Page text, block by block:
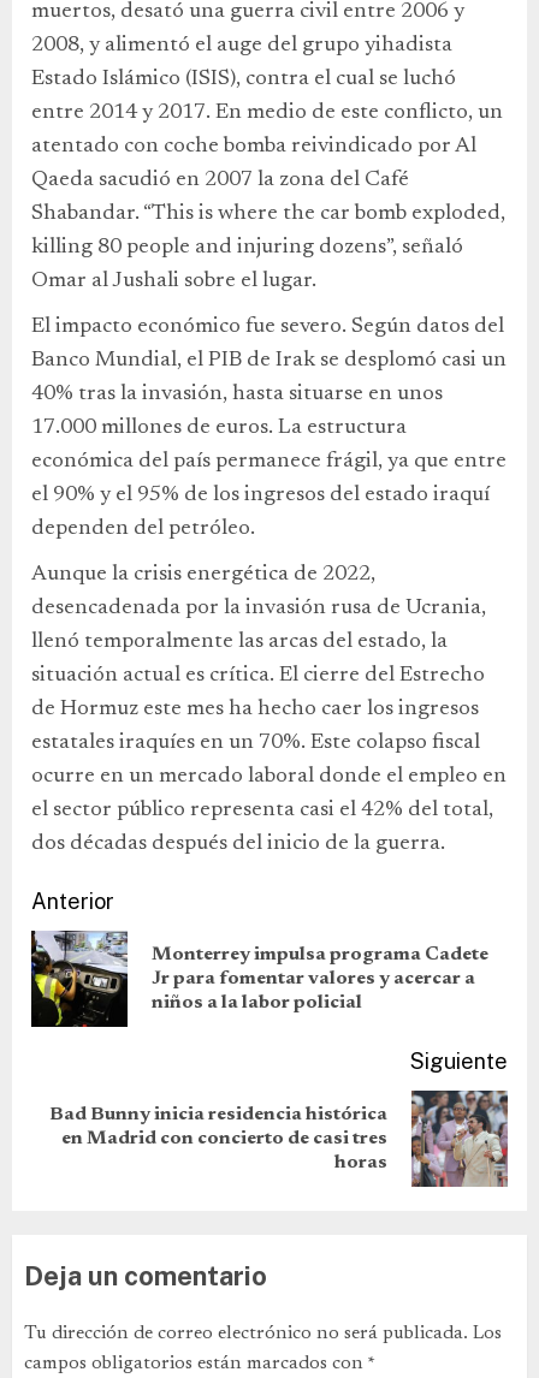
muertos, desató una guerra civil entre 2006 y
2008, y alimentó el auge del grupo yihadista
Estado Islámico (ISIS), contra el cual se luchó
entre 2014 y 2017. En medio de este conflicto, un
atentado con coche bomba reivindicado por Al
Qaeda sacudió en 2007 la zona del Café
Shabandar. “This is where the car bomb exploded,
killing 80 people and injuring dozens”, señaló
Omar al Jushali sobre el lugar.
El impacto económico fue severo. Según datos del
Banco Mundial, el PIB de Irak se desplomó casi un
40% tras la invasión, hasta situarse en unos
17.000 millones de euros. La estructura
económica del país permanece frágil, ya que entre
el 90% y el 95% de los ingresos del estado iraquí
dependen del petróleo.
Aunque la crisis energética de 2022,
desencadenada por la invasión rusa de Ucrania,
llenó temporalmente las arcas del estado, la
situación actual es crítica. El cierre del Estrecho
de Hormuz este mes ha hecho caer los ingresos
estatales iraquíes en un 70%. Este colapso fiscal
ocurre en un mercado laboral donde el empleo en
el sector público representa casi el 42% del total,
dos décadas después del inicio de la guerra.
Anterior
Monterrey impulsa programa Cadete
Jr para fomentar valores y acercar a
niños a la labor policial
Siguiente
Bad Bunny inicia residencia histórica
en Madrid con concierto de casi tres
horas
Deja un comentario
Tu dirección de correo electrónico no será publicada. Los
campos obligatorios están marcados con *